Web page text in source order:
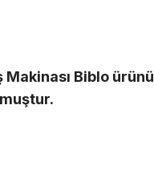
Biblo ürünü